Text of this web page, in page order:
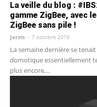
La veille du blog :
gamme ZigBee, avec
ZigBee sans pile !
Jarvis - 7 octobre 2019
La semaine dernière se
domotique essentiellement
plus encore,...